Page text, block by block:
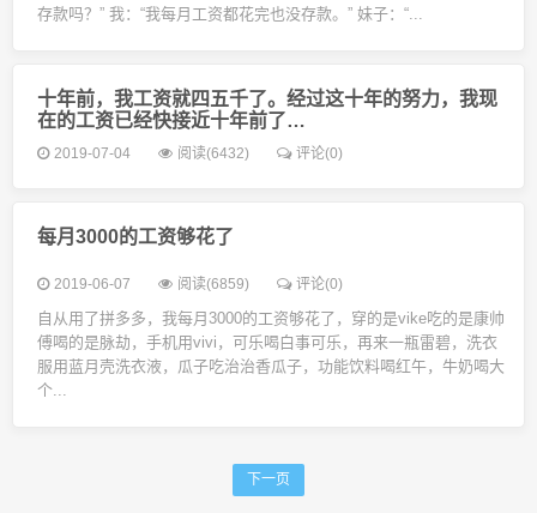
存款吗？” 我：“我每月工资都花完也没存款。” 妹子：“...
十年前，我工资就四五千了。经过这十年的努力，我现
在的工资已经快接近十年前了…
2019-07-04 阅读(6432) 评论(0)
每月3000的工资够花了
2019-06-07 阅读(6859) 评论(0)
自从用了拼多多，我每月3000的工资够花了，穿的是vike吃的是康帅
傅喝的是脉劫，手机用vivi，可乐喝白事可乐，再来一瓶雷碧，洗衣
服用蓝月壳洗衣液，瓜子吃治治香瓜子，功能饮料喝红午，牛奶喝大
个...
下一页